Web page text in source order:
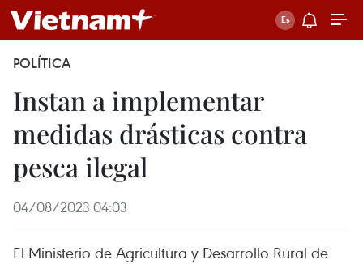
POLÍTICA
Instan a implementar
medidas drásticas contra
pesca ilegal
04/08/2023 04:03
El Ministerio de Agricultura y Desarrollo Rural de